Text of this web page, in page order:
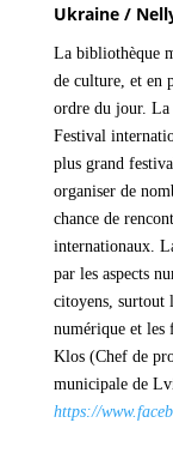
Ukraine /
La bibliothèque
de culture, et en
ordre du jour. La
Festival
plus grand
organiser de
chance de
internationaux.
par les aspects
citoyens, surtout
numérique et les
Klos (Chef de
municipale de
https://